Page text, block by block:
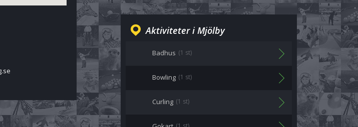
Aktiviteter i Mjölby
Badhus (1 st)
Bowling (1 st)
Curling (1 st)